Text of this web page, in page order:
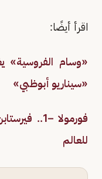
اقرأ أيضًا:
«وسام الفروسية»
«سيناريو أبوظبي»
فورمولا
للعالم